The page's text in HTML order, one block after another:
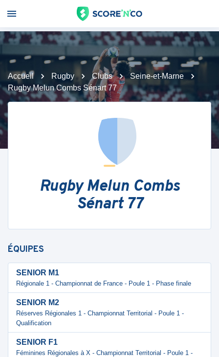
Accueil Rugby Clubs
Seine-et-Marne
Rugby Melun Combs Sénart 77
Rugby Melun Combs
Sénart 77
ÉQUIPES
SENIOR M1
Régionale 1 - Championnat de France - Poule 1 - Phase finale
SENIOR M2
Réserves Régionales 1 - Championnat Territorial - Poule 1 -
Qualification
SENIOR F1
Féminines Régionales à X - Championnat Territorial - Poule 1 -